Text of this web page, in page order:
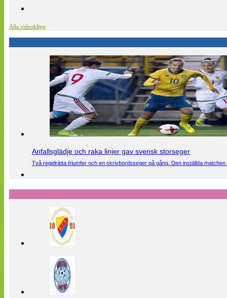
Alla videoklipp
Anfallsglädje och raka linjer gav svensk storseger
Två regelrätta triumfer och en skrivbordsseger på gång. Den inställda